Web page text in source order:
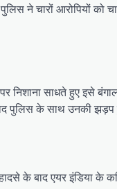
ने चारों आरोपियों को
साधते हुए इसे
पुलिस के साथ उनकी झड़प
के बाद एयर इंडिया के